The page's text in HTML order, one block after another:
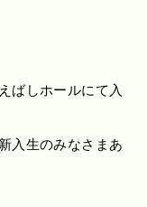
ばしホールにて入
入生のみなさまあ